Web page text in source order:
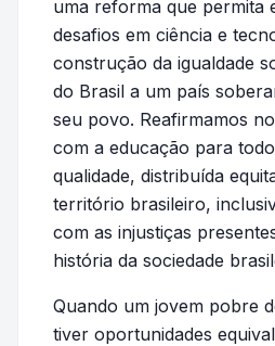
uma reforma que permita
desafios em ciência e
construção da igualdade
do Brasil a um país
seu povo. Reafirmamos
com a educação para
qualidade, distribuída
território brasileiro,
com as injustiças
história da sociedade
Quando um jovem pobre
tiver oportunidades